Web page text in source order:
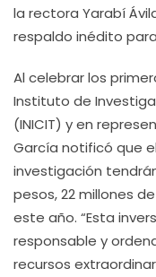
la rectora Yarabí
respaldo inédito
Al celebrar los
Instituto de
(INICIT) y en
García notificó que
investigación
pesos, 22 millones
este año. “Esta
responsable y
recursos